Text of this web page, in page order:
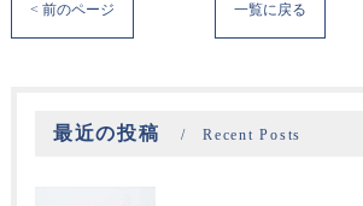
< 前のページ 一覧に戻る
最近の投稿 Recent Posts